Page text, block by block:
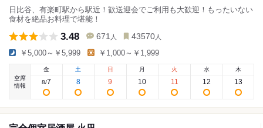
日比谷、有楽町駅から駅近！歓送迎会でご利用も大歓迎！もったいない
食材を絶品お料理で堪能！
3.48 671 人 43570 人
￥5,000～￥5,999 ￥1,000～￥1,999
空席
情報
金
8/7
土
8
日
9
月
10
火
11
水
12
木
13